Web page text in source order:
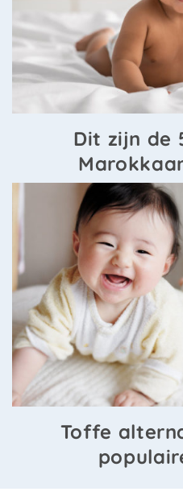
Dit zijn de
Toffe